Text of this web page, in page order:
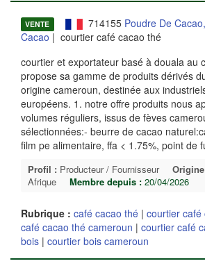
VENTE 714155 Poudre De
Cacao | courtier café cacao thé
courtier et exportateur basé à douala au
propose sa gamme de produits dérivés
origine cameroun, destinée aux
européens. 1. notre offre produits nous
volumes réguliers, issus de fèves
sélectionnées:- beurre de cacao
film pe alimentaire, ffa < 1.75%, point de
Profil : Producteur / Fournisseur
Afrique
Membre depuis : 20/04/2026
Rubrique : café cacao thé | courtier café
café cacao thé cameroun | courtier café
bois | courtier bois cameroun